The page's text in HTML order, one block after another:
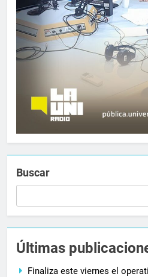
Buscar
Últimas
Finaliza este viernes el